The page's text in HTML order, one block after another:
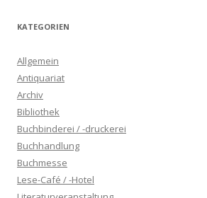
KATEGORIEN
Allgemein
Antiquariat
Archiv
Bibliothek
Buchbinderei / -druckerei
Buchhandlung
Buchmesse
Lese-Café / -Hotel